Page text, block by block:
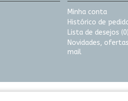
Minha conta
Histórico de
Lista de desejos (0)
Novidades,
mail